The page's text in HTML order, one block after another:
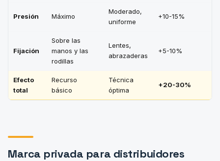
Presión Máximo
Moderado,
uniforme
+10-15%
Fijación
Sobre las
manos y las
rodillas
Lentes,
abrazaderas
+5-10%
Efecto
total
Recurso
básico
Técnica
óptima
+20-30%
Marca privada para distribuidores